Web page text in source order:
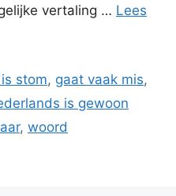
vertaling … Lees
stom, gaat vaak mis,
is gewoon
, woord